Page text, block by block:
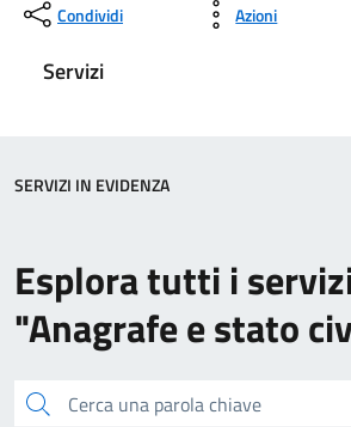
Condividi Azioni
Servizi
Esplora tutti i
"Anagrafe e stato
Cerca una parola chiave
SERVIZI IN EVIDENZA